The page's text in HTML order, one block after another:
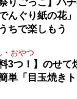
祭りごっこ】ハ
んぐり紙の花
ちで楽しもう
・おやつ
料3つ！】のせ
単「目玉焼きト